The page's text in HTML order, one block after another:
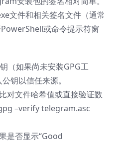
文件和相关签名文件（通常
或命令提示符窗
（如果尚未安装GPG工
钥以信任来源。
对文件哈希值或直接验证数
–verify telegram.asc
是否显示“Good